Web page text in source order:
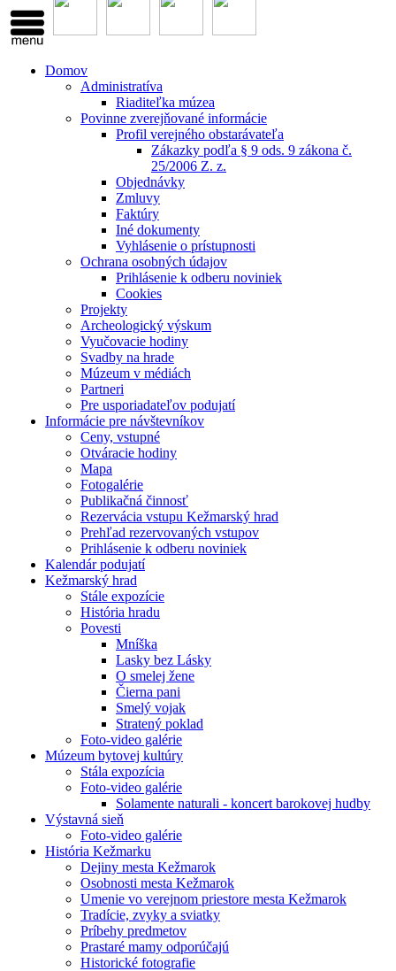
Domov
Administratíva
Riaditeľka múzea
Povinne zverejňované informácie
Profil verejného obstarávateľa
Zákazky podľa § 9 ods. 9 zákona č.
25/2006 Z. z.
Objednávky
Zmluvy
Faktúry
Iné dokumenty
Vyhlásenie o prístupnosti
Ochrana osobných údajov
Prihlásenie k odberu noviniek
Cookies
Projekty
Archeologický výskum
Vyučovacie hodiny
Svadby na hrade
Múzeum v médiách
Partneri
Pre usporiadateľov podujatí
Informácie pre návštevníkov
Ceny, vstupné
Otváracie hodiny
Mapa
Fotogalérie
Publikačná činnosť
Rezervácia vstupu Kežmarský hrad
Prehľad rezervovaných vstupov
Prihlásenie k odberu noviniek
Kalendár podujatí
Kežmarský hrad
Stále expozície
História hradu
Povesti
Mníška
Lasky bez Lásky
O smelej žene
Čierna pani
Smelý vojak
Stratený poklad
Foto-video galérie
Múzeum bytovej kultúry
Stála expozícia
Foto-video galérie
Solamente naturali - koncert barokovej hudby
Výstavná sieň
Foto-video galérie
História Kežmarku
Dejiny mesta Kežmarok
Osobnosti mesta Kežmarok
Umenie vo verejnom priestore mesta Kežmarok
Tradície, zvyky a sviatky
Príbehy predmetov
Prastaré mamy odporúčajú
Historické fotografie